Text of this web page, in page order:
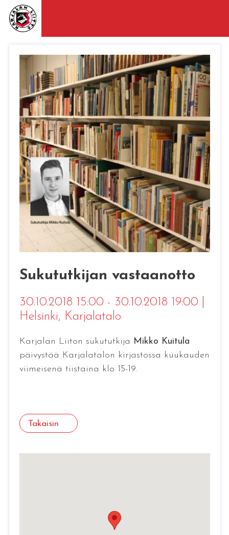
Sukututkijan vastaanotto
30.10.2018 15:00 - 30.10.2018 19:00
Helsinki, Karjalatalo
Karjalan Liiton sukututkija Mikko Kuitula
päivystää Karjalatalon kirjastossa kuukauden
viimeisenä tiistaina klo 15-19.
Takaisin